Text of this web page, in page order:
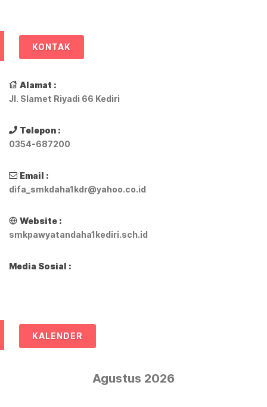
KONTAK
Alamat :
Jl. Slamet Riyadi 66 Kediri
Telepon :
0354-687200
Email :
difa_smkdaha1kdr@yahoo.co.id
Website :
smkpawyatandaha1kediri.sch.id
Media Sosial :
KALENDER
Agustus 2026